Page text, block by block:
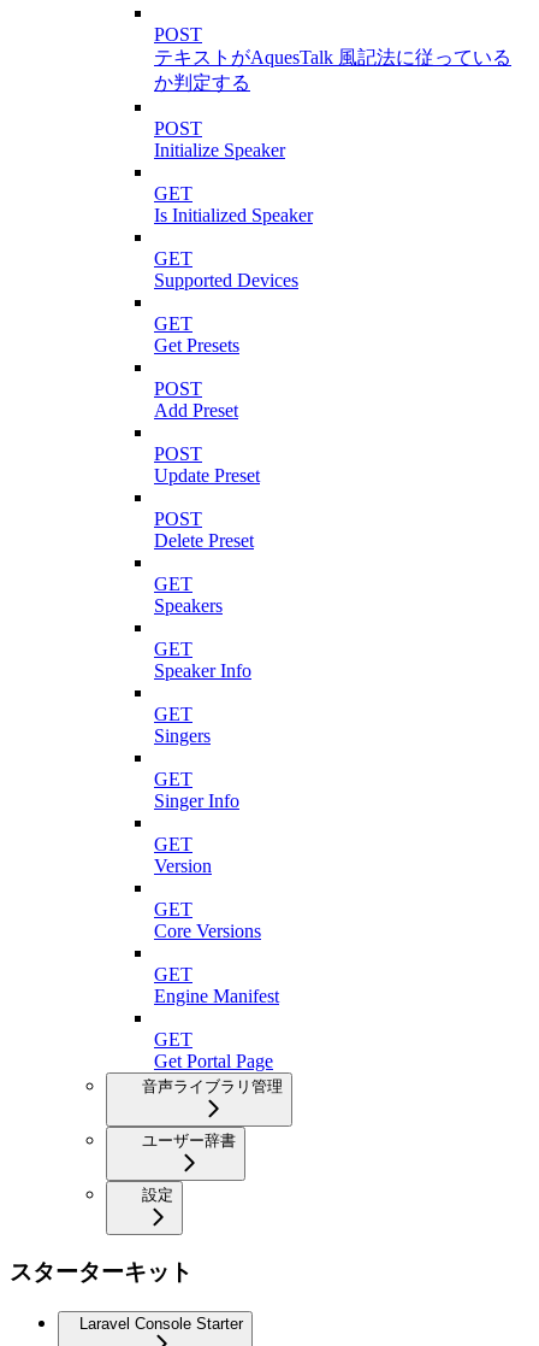
POST
テキストがAquesTalk 風記法に従っている
か判定する
POST
Initialize Speaker
GET
Is Initialized Speaker
GET
Supported Devices
GET
Get Presets
POST
Add Preset
POST
Update Preset
POST
Delete Preset
GET
Speakers
GET
Speaker Info
GET
Singers
GET
Singer Info
GET
Version
GET
Core Versions
GET
Engine Manifest
GET
Get Portal Page
音声ライブラリ管理
ユーザー辞書
設定
スターターキット
Laravel Console Starter